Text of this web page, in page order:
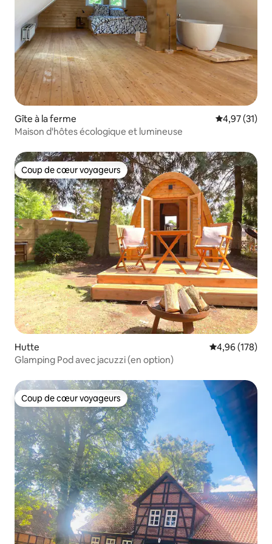
Gîte à la ferme Évaluation
4,97 (31)
Maison d'hôtes écologique et lumineuse
Coup de cœur voyageurs
Coup de cœur voyageurs
Hutte Évaluation
4,96 (178)
Glamping Pod avec jacuzzi (en option)
Coup de cœur voyageurs
Coup de cœur voyageurs